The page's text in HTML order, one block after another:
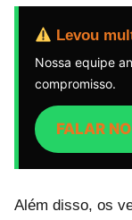
Levou
Nossa equipe
compromisso.
FALAR
Além disso, os